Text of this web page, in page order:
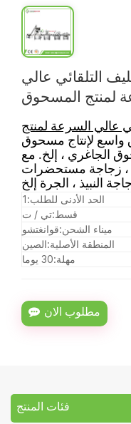
التلقائي عالي
لمنتج المسحوق
عالي السرعة لمنتج
لإنتاج مسحوق
الجاغري ، إلخ. مع
، زجاجة مستحضرات
الحد الأدنى للطلب:1
قسط:تي / ت
ميناء الشحن:قوانغتشو
المنطقة الأصلية:الصين
مهلة:30 يوما
مطلوب الان
فئات المنتج